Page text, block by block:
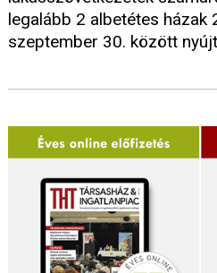
legalább 2 albetétes házak
szeptember 30. között